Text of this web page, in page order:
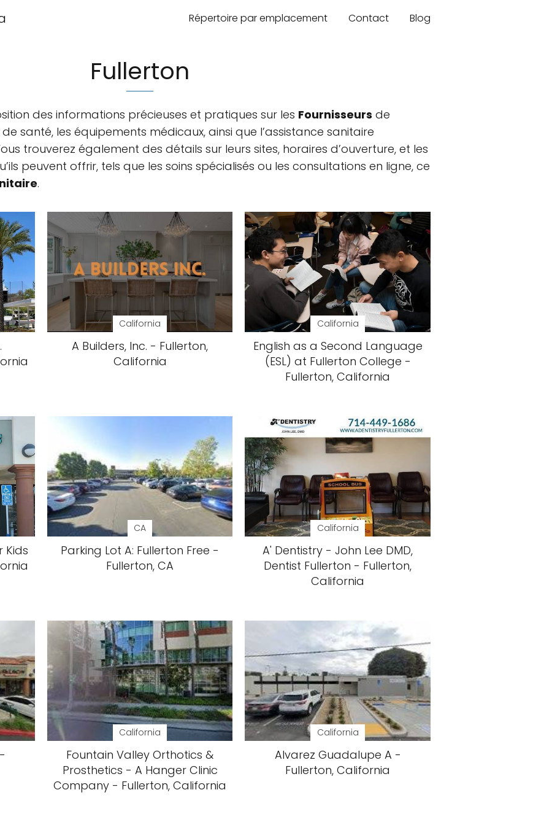
Répertoire par emplacement Contact Blog
Fullerton
des informations précieuses et pratiques sur les Fournisseurs de
santé, les équipements médicaux, ainsi que l’assistance sanitaire
trouverez également des détails sur leurs sites, horaires d’ouverture, et les
peuvent offrir, tels que les soins spécialisés ou les consultations en ligne, ce
.
California
A Builders, Inc. - Fullerton,
California
California
English as a Second Language
(ESL) at Fullerton College -
Fullerton, California
Kids
CA
Parking Lot A: Fullerton Free -
Fullerton, CA
California
A' Dentistry - John Lee DMD,
Dentist Fullerton - Fullerton,
California
California
Fountain Valley Orthotics &
Prosthetics - A Hanger Clinic
Company - Fullerton, California
California
Alvarez Guadalupe A -
Fullerton, California